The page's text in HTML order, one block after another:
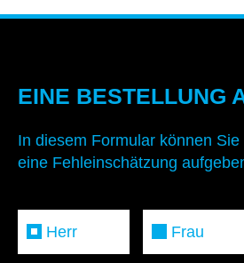
EINE BESTELLUNG
In diesem Formular können
eine Fehleinschätzung
Herr Frau